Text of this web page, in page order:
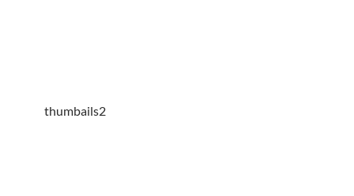
thumbails2